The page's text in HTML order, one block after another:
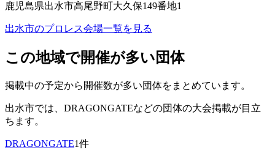
鹿児島県出水市高尾野町大久保149番地1
出水市のプロレス会場一覧を見る
この地域で開催が多い団体
掲載中の予定から開催数が多い団体をまとめています。
出水市では、 DRAGONGATEなどの団体の大会掲載が目立
ちます。
DRAGONGATE1件